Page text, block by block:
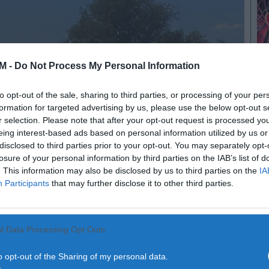
- Do Not Process My Personal Information
opt-out of the sale, sharing to third parties, or processing of your
for targeted advertising by us, please use the below opt-out
selection. Please note that after your opt-out request is processed
interest-based ads based on personal information utilized by us
to third parties prior to your opt-out. You may separately
of your personal information by third parties on the IAB’s list of
This information may also be disclosed by us to third parties on the
Participants that may further disclose it to other third parties.
Data Processing Opt Outs
opt-out of the Sharing of my personal data.
arguidos em rede que
GNR apreende
de cobre
de uma operação da Guarda Nacional
de se dedicar ao furto sistemático de cabo de...